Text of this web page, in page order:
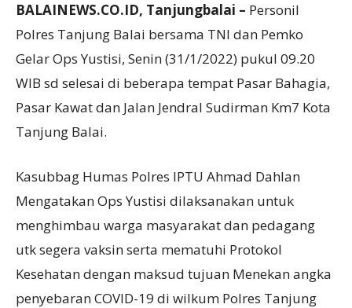
BALAINEWS.CO.ID, Tanjungbalai – Personil
Polres Tanjung Balai bersama TNI dan Pemko
Gelar Ops Yustisi, Senin (31/1/2022) pukul 09.20
WIB sd selesai di beberapa tempat Pasar Bahagia,
Pasar Kawat dan Jalan Jendral Sudirman Km7 Kota
Tanjung Balai.
Kasubbag Humas Polres IPTU Ahmad Dahlan
Mengatakan Ops Yustisi dilaksanakan untuk
menghimbau warga masyarakat dan pedagang
utk segera vaksin serta mematuhi Protokol
Kesehatan dengan maksud tujuan Menekan angka
penyebaran COVID-19 di wilkum Polres Tanjung